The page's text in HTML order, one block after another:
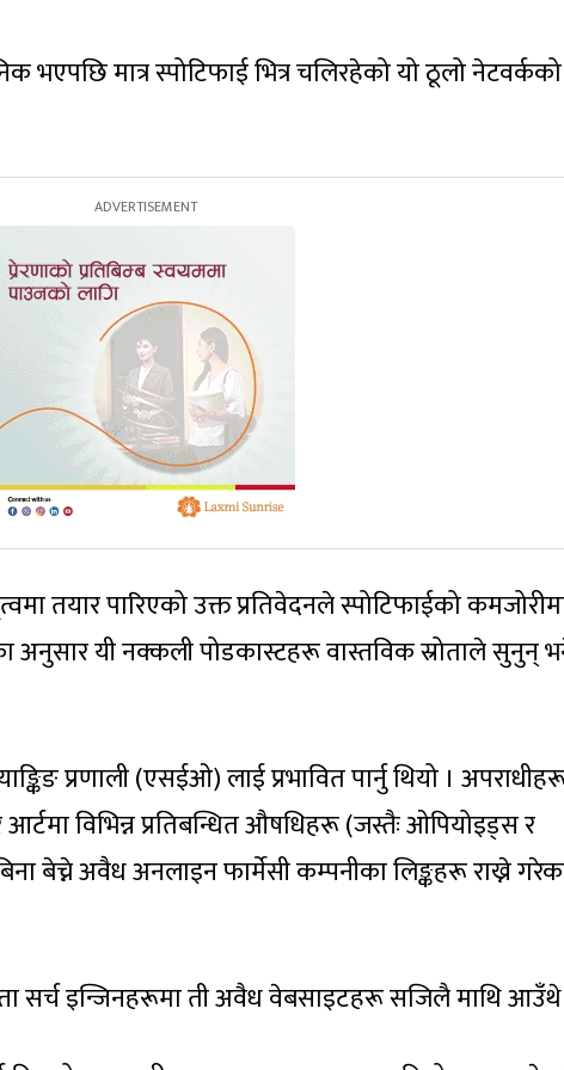
भएपछि मात्र स्पोटिफाई भित्र चलिरहेको यो ठूलो नेटवर्कको
तयार पारिएको उक्त प्रतिवेदनले स्पोटिफाईको
अनुसार यी नक्कली पोडकास्टहरू वास्तविक स्रोताले सुनुन्
प्रणाली (एसईओ) लाई प्रभावित पार्नु थियो ।
विभिन्न प्रतिबन्धित औषधिहरू (जस्तैः ओपियोइड्स र
बेच्ने अवैध अनलाइन फार्मेसी कम्पनीका लिङ्कहरू राख्ने
सर्च इन्जिनहरूमा ती अवैध वेबसाइटहरू सजिलै माथि आउँथे